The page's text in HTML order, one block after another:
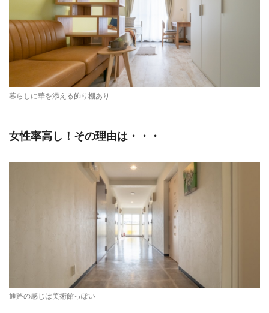
暮らしに華を添える飾り棚あり
女性率高し！その理由は・・・
通路の感じは美術館っぽい